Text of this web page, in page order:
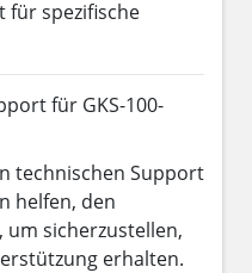
für spezifische
für GKS-100-
technischen Support
helfen, den
sicherzustellen,
erhalten.